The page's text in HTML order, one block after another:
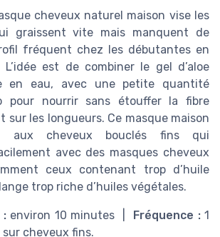
cheveux naturel maison vise les
graissent vite mais manquent de
fréquent chez les débutantes en
est de combiner le gel d’aloe
en eau, avec une petite quantité
pour nourrir sans étouffer la fibre
sur les longueurs. Ce masque maison
aux cheveux bouclés fins qui
avec des masques cheveux
ceux contenant trop d’huile
trop riche d’huiles végétales.
:environ 10 minutes | Fréquence :1
cheveux fins.